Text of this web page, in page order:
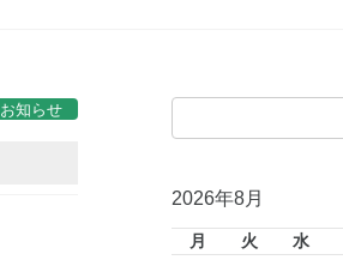
お知らせ
2026年8月
月 火 水